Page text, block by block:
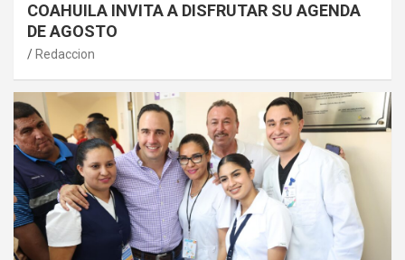
COAHUILA INVITA A DISFRUTAR SU AGENDA
DE AGOSTO
Redaccion